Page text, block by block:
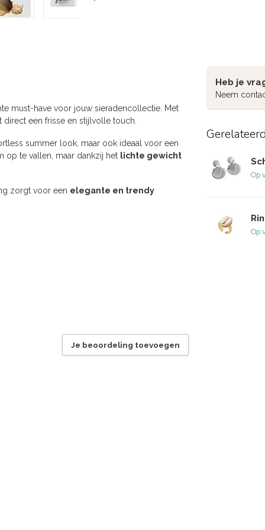
must-have voor jouw sieradencollectie. Met
een frisse en stijlvolle touch.
summer look, maar ook ideaal voor een
op te vallen, maar dankzij het lichte gewicht
zorgt voor een elegante en trendy
Je beoordeling toevoegen
Heb je
Neem
Op
Op